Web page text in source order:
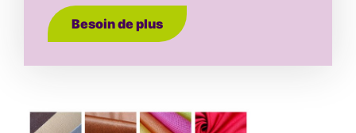
Besoin de plus